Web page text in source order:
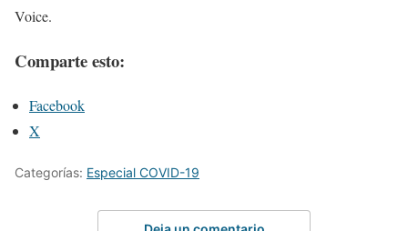
Voice.
Comparte esto:
Facebook
X
Categorías: Especial COVID-19